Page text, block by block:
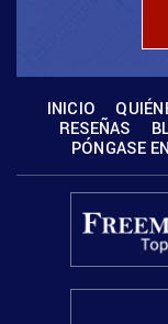
INICIO
RESEÑAS
PÓNGASE